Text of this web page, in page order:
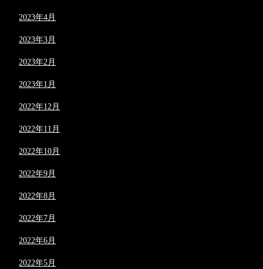
2023年4月
2023年3月
2023年2月
2023年1月
2022年12月
2022年11月
2022年10月
2022年9月
2022年8月
2022年7月
2022年6月
2022年5月